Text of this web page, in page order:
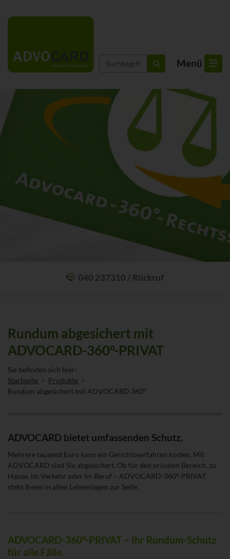
Suchbegriffe suchen Menü
040 237310 / Rückruf
Rundum abgesichert mit
ADVOCARD-360°-PRIVAT
Sie befinden sich hier:
Startseite
Produkte
Rundum abgesichert mit ADVOCARD 360°
ADVOCARD bietet umfassenden Schutz.
Mehrere tausend Euro kann ein Gerichtsverfahren kosten. Mit
ADVOCARD sind Sie abgesichert. Ob für den privaten Bereich, zu
Hause, im Verkehr oder im Beruf – ADVOCARD-360°-PRIVAT
steht Ihnen in allen Lebenslagen zur Seite.
ADVOCARD-360°-PRIVAT – Ihr Rundum-Schutz
für alle Fälle.